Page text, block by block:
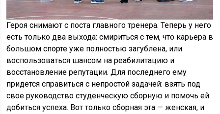
Героя снимают с поста главного тренера. Теперь у него
есть только два выхода: смириться с тем, что карьера в
большом спорте уже полностью загублена, или
воспользоваться шансом на реабилитацию и
восстановление репутации. Для последнего ему
придется справиться с непростой задачей: взять под
свое руководство студенческую сборную и помочь ей
добиться успеха. Вот только сборная эта — женская, и